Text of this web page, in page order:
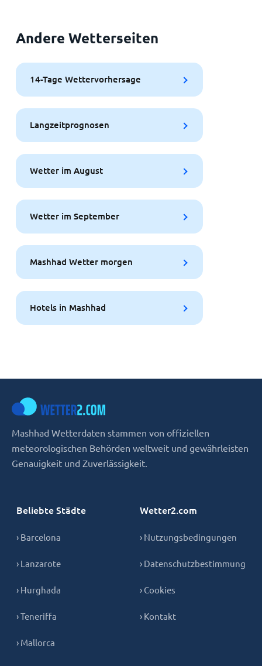
Andere Wetterseiten
14-Tage Wettervorhersage
Langzeitprognosen
Wetter im August
Wetter im September
Mashhad Wetter morgen
Hotels in Mashhad
Mashhad Wetterdaten stammen von offiziellen
meteorologischen Behörden weltweit und gewährleisten
Genauigkeit und Zuverlässigkeit.
Beliebte Städte
› Barcelona
› Lanzarote
› Hurghada
› Teneriffa
› Mallorca
Wetter2.com
› Nutzungsbedingungen
› Datenschutzbestimmung
› Cookies
› Kontakt